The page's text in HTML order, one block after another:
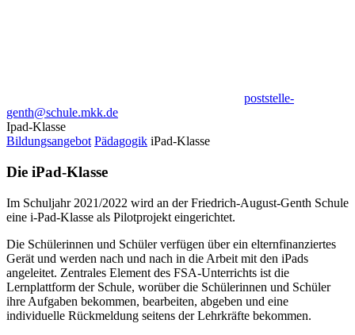
poststelle-
genth@schule.mkk.de
Ipad-Klasse
Bildungsangebot Pädagogik iPad-Klasse
Die iPad-Klasse
Im Schuljahr 2021/2022 wird an der Friedrich-August-Genth Schule
eine i-Pad-Klasse als Pilotprojekt eingerichtet.
Die Schülerinnen und Schüler verfügen über ein elternfinanziertes
Gerät und werden nach und nach in die Arbeit mit den iPads
angeleitet. Zentrales Element des FSA-Unterrichts ist die
Lernplattform der Schule, worüber die Schülerinnen und Schüler
ihre Aufgaben bekommen, bearbeiten, abgeben und eine
individuelle Rückmeldung seitens der Lehrkräfte bekommen.